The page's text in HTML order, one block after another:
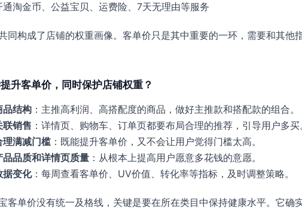
通淘金币、公益宝贝、运费险、7天无理由等服务
同构成了店铺的权重画像。客单价只是其中重要的一环，需要和其他
升客单价，同时保护店铺权重？
品结构 ：主推高利润、高搭配度的商品，做好主推款和搭配款的组合。
联销售 ：详情页、购物车、订单页都要布局合理的推荐，引导用户多买
理满减门槛：既能提升客单价，又不会让用户觉得门槛太高。
品品质和详情页质量 ：从根本上提高用户愿意多花钱的意愿。
据变化：每周查看客单价、UV价值、转化率等指标，及时调整策略。
客单价没有统一及格线，关键是要在所在类目中保持健康水平。它确